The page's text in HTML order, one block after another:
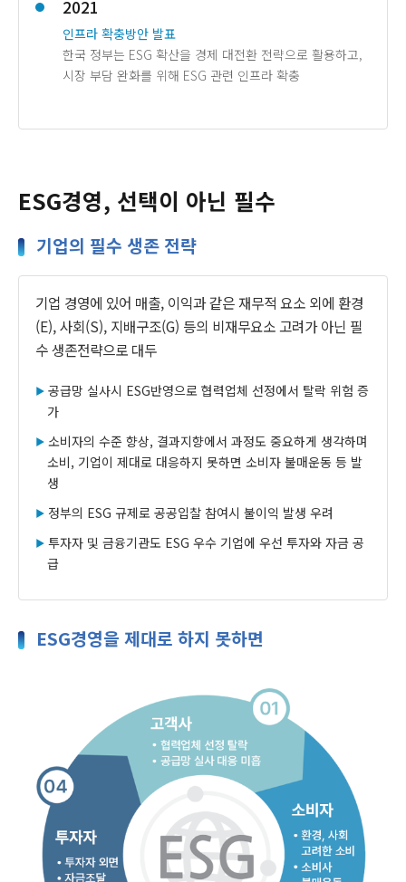
2021
인프라 확충방안 발표
한국 정부는 ESG 확산을 경제 대전환 전략으로 활용하고,
시장 부담 완화를 위해 ESG 관련 인프라 확충
ESG경영, 선택이 아닌 필수
기업의 필수 생존 전략
기업 경영에 있어 매출, 이익과 같은 재무적 요소 외에 환경
(E), 사회(S), 지배구조(G) 등의 비재무요소 고려가 아닌 필
수 생존전략으로 대두
공급망 실사시 ESG반영으로 협력업체 선정에서 탈락 위험 증
가
소비자의 수준 향상, 결과지향에서 과정도 중요하게 생각하며
소비, 기업이 제대로 대응하지 못하면 소비자 불매운동 등 발
생
정부의 ESG 규제로 공공입찰 참여시 불이익 발생 우려
투자자 및 금융기관도 ESG 우수 기업에 우선 투자와 자금 공
급
ESG경영을 제대로 하지 못하면